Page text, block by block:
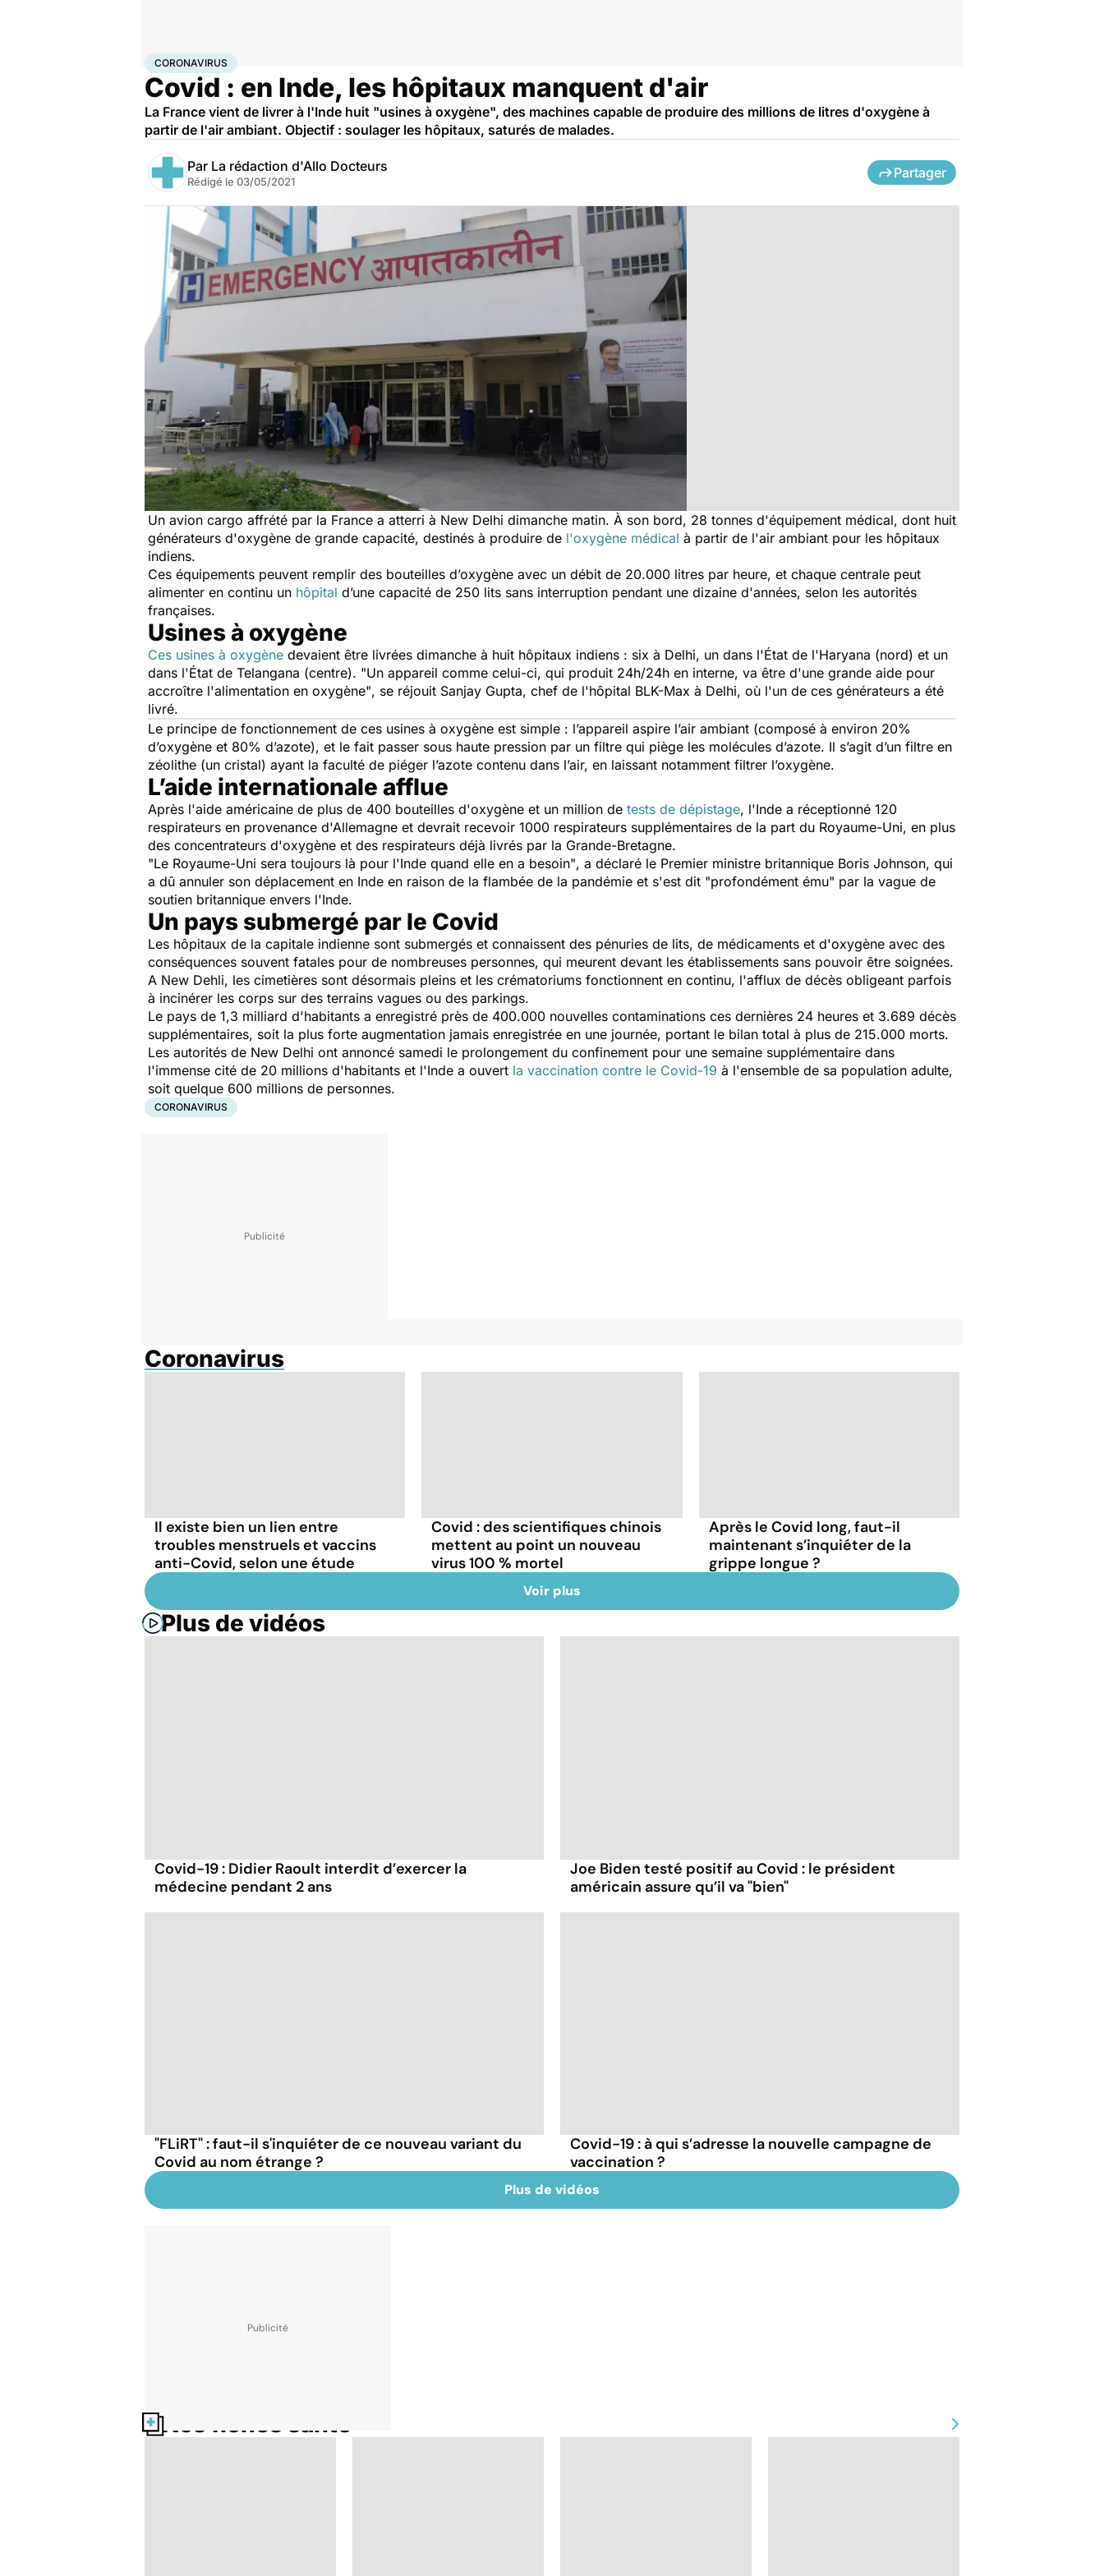
AccueilSantéCoronavirus
CORONAVIRUS
Covid : en Inde, les hôpitaux manquent d'air
La France vient de livrer à l'Inde huit "usines à oxygène", des machines capable de produire des millions de litres d'oxygène à
partir de l'air ambiant. Objectif : soulager les hôpitaux, saturés de malades.
Par La rédaction d'Allo Docteurs
Rédigé le 03/05/2021
Partager
Un avion cargo affrété par la France a atterri à New Delhi dimanche matin. À son bord, 28 tonnes d'équipement médical, dont huit
générateurs d'oxygène de grande capacité, destinés à produire de l'oxygène médical à partir de l'air ambiant pour les hôpitaux
indiens.
Ces équipements peuvent remplir des bouteilles d’oxygène avec un débit de 20.000 litres par heure, et chaque centrale peut
alimenter en continu un hôpital d’une capacité de 250 lits sans interruption pendant une dizaine d'années, selon les autorités
françaises.
Usines à oxygène
Ces usines à oxygène devaient être livrées dimanche à huit hôpitaux indiens : six à Delhi, un dans l'État de l'Haryana (nord) et un
dans l'État de Telangana (centre). "Un appareil comme celui-ci, qui produit 24h/24h en interne, va être d'une grande aide pour
accroître l'alimentation en oxygène", se réjouit Sanjay Gupta, chef de l'hôpital BLK-Max à Delhi, où l'un de ces générateurs a été
livré.
Le principe de fonctionnement de ces usines à oxygène est simple : l’appareil aspire l’air ambiant (composé à environ 20%
d’oxygène et 80% d’azote), et le fait passer sous haute pression par un filtre qui piège les molécules d’azote. Il s’agit d’un filtre en
zéolithe (un cristal) ayant la faculté de piéger l’azote contenu dans l’air, en laissant notamment filtrer l’oxygène.
L’aide internationale afflue
Après l'aide américaine de plus de 400 bouteilles d'oxygène et un million de tests de dépistage, l'Inde a réceptionné 120
respirateurs en provenance d'Allemagne et devrait recevoir 1000 respirateurs supplémentaires de la part du Royaume-Uni, en plus
des concentrateurs d'oxygène et des respirateurs déjà livrés par la Grande-Bretagne.
"Le Royaume-Uni sera toujours là pour l'Inde quand elle en a besoin", a déclaré le Premier ministre britannique Boris Johnson, qui
a dû annuler son déplacement en Inde en raison de la flambée de la pandémie et s'est dit "profondément ému" par la vague de
soutien britannique envers l'Inde.
Un pays submergé par le Covid
Les hôpitaux de la capitale indienne sont submergés et connaissent des pénuries de lits, de médicaments et d'oxygène avec des
conséquences souvent fatales pour de nombreuses personnes, qui meurent devant les établissements sans pouvoir être soignées.
A New Dehli, les cimetières sont désormais pleins et les crématoriums fonctionnent en continu, l'afflux de décès obligeant parfois
à incinérer les corps sur des terrains vagues ou des parkings.
Le pays de 1,3 milliard d'habitants a enregistré près de 400.000 nouvelles contaminations ces dernières 24 heures et 3.689 décès
supplémentaires, soit la plus forte augmentation jamais enregistrée en une journée, portant le bilan total à plus de 215.000 morts.
Les autorités de New Delhi ont annoncé samedi le prolongement du confinement pour une semaine supplémentaire dans
l'immense cité de 20 millions d'habitants et l'Inde a ouvert la vaccination contre le Covid-19 à l'ensemble de sa population adulte,
soit quelque 600 millions de personnes.
CORONAVIRUS
Coronavirus
Il existe bien un lien entre
troubles menstruels et vaccins
anti-Covid, selon une étude
Covid : des scientifiques chinois
mettent au point un nouveau
virus 100 % mortel
Après le Covid long, faut-il
maintenant s’inquiéter de la
grippe longue ?
Voir plus
Plus de vidéos
Covid-19 : Didier Raoult interdit d’exercer la
médecine pendant 2 ans
Joe Biden testé positif au Covid : le président
américain assure qu’il va "bien"
"FLiRT" : faut-il s'inquiéter de ce nouveau variant du
Covid au nom étrange ?
Covid-19 : à qui s’adresse la nouvelle campagne de
vaccination ?
Plus de vidéos
Nos fiches santé